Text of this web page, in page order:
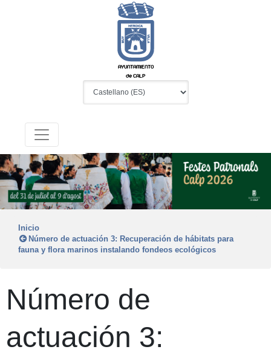
AYUNTAMIENTO
de CALP
Inicio
Número de actuación 3: Recuperación de hábitats para
fauna y flora marinos instalando fondeos ecológicos
Número de
actuación 3: